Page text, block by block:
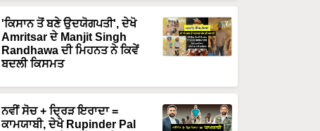
'ਕਿਸਾਨ ਤੋਂ ਬਣੇ ਉਦਯੋਗਪਤੀ', ਦੇਖੋ
Amritsar ਦੇ Manjit Singh
Randhawa ਦੀ ਮਿਹਨਤ ਨੇ ਕਿਵੇਂ
ਬਦਲੀ ਕਿਸਮਤ
ਨਵੀਂ ਸੋਚ + ਦ੍ਰਿੜ ਇਰਾਦਾ =
ਕਾਮਯਾਬੀ, ਦੇਖੋ Rupinder Pal